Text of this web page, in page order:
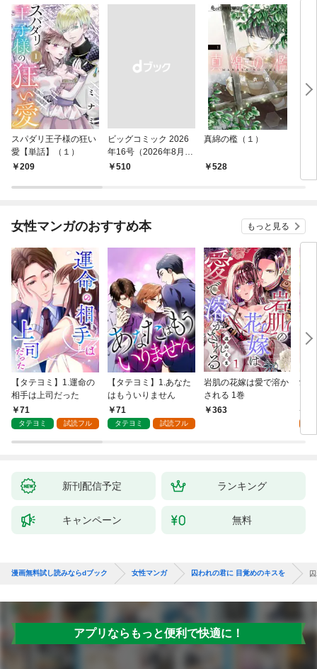
スパダリ王子様の狂い
愛【単話】（１）
209
ビッグコミック 2026
年16号（2026年8月7
日発売）
￥510
真綿の檻（１）
528
女性マンガのおすすめ本 もっと見る
【タテヨミ】1.運命の
相手は上司だった
71
タテヨミ 試読フル
【タテヨミ】1.あなた
はもういりません
71
タテヨミ 試読フル
岩肌の花嫁は愛で溶か
される 1巻
363
愛
新刊配信予定 ランキング
キャンペーン 無料
漫画無料試し読みならdブック 女性マンガ 囚われの君に 目覚めのキスを
アプリならもっと便利で快適に！